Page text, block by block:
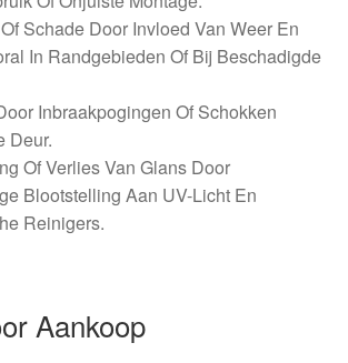
Schade Door Invloed Van Weer En
In Randgebieden Of Bij Beschadigde
Inbraakpogingen Of Schokken
Deur.
Of Verlies Van Glans Door
Blootstelling Aan UV-Licht En
Reinigers.
Aankoop